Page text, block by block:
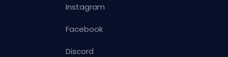
Instagram
Facebook
Discord